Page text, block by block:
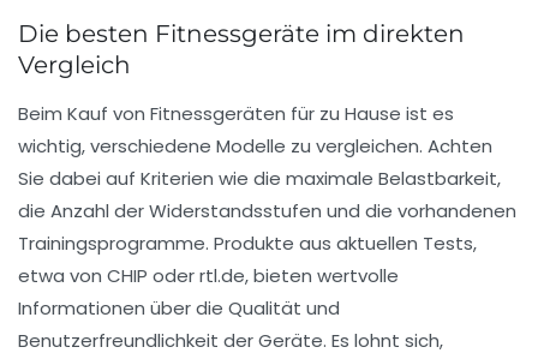
Die besten Fitnessgeräte im direkten
Vergleich
Beim Kauf von Fitnessgeräten für zu Hause ist es
wichtig, verschiedene Modelle zu vergleichen. Achten
Sie dabei auf Kriterien wie die maximale Belastbarkeit,
die Anzahl der Widerstandsstufen und die vorhandenen
Trainingsprogramme. Produkte aus aktuellen Tests,
etwa von CHIP oder rtl.de, bieten wertvolle
Informationen über die Qualität und
Benutzerfreundlichkeit der Geräte. Es lohnt sich,